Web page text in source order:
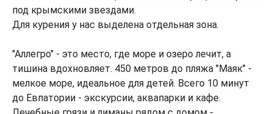
под крымскими звездами.
Для курения у нас выделена отдельная зона.
"Аллегро" - это место, где море и озеро лечит, а
тишина вдохновляет. 450 метров до пляжа "Маяк" -
мелкое море, идеальное для детей. Всего 10 минут
до Евпатории - экскурсии, аквапарки и кафе.